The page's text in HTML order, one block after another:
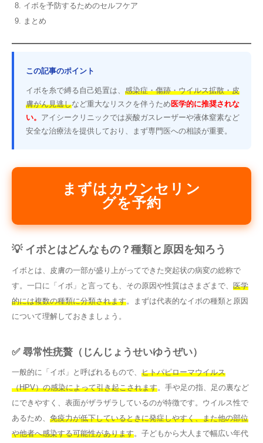
イボを予防するためのセルフケア
まとめ
この記事のポイント
イボを糸で縛る自己処置は、 感染症・傷跡・ウイルス拡散・皮
膚がん見逃しなど重大なリスクを伴うため医学的に推奨されな
い。 アイシークリニックでは炭酸ガスレーザーや液体窒素など
安全な治療法を提供しており、まず専門医への相談が重要。
まずはカウンセリン
グを予約
💡 イボとはどんなもの？種類と原因を知ろう
イボとは、皮膚の一部が盛り上がってできた突起状の病変の総称で
す。一口に「イボ」と言っても、その原因や性質はさまざまで、 医学
的には複数の種類に分類されます。まずは代表的なイボの種類と原因
について理解しておきましょう。
✅ 尋常性疣贅（じんじょうせいゆうぜい）
一般的に「イボ」と呼ばれるもので、 ヒトパピローマウイルス
（HPV）の感染によって引き起こされます。手や足の指、足の裏など
にできやすく、表面がザラザラしているのが特徴です。ウイルス性で
あるため、 免疫力が低下しているときに発症しやすく、また他の部位
や他者へ感染する可能性があります。子どもから大人まで幅広い年代